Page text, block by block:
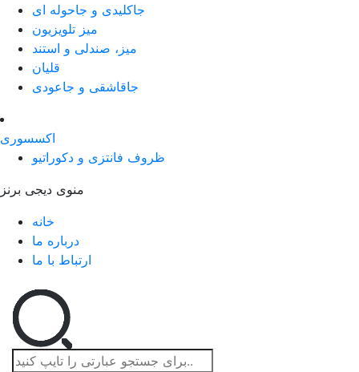
جاکلیدی و جاحوله ای
میز تلویزیون
میز، صندلی و استند
قلیان
جاقاشقی و جاعودی
اکسسوری
ظروف فانتزی و دکوراتیو
منوی دیجی برنز
خانه
درباره ما
ارتباط با ما